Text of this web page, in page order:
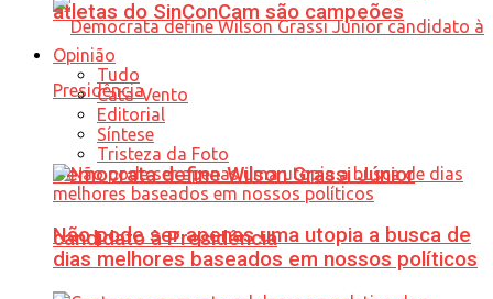
Democrata define Wilson Grassi Júnior
candidato à Presidência
atletas do SinConCam são campeões
Opinião
Tudo
Cata-Vento
Editorial
Síntese
Tristeza da Foto
Não pode ser apenas uma utopia a busca de
dias melhores baseados em nossos políticos